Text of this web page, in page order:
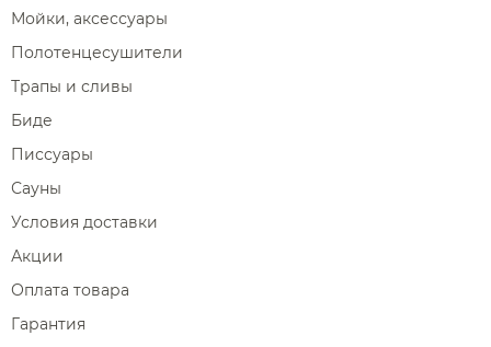
Мойки, аксессуары
Полотенцесушители
Трапы и сливы
Биде
Писсуары
Сауны
Условия доставки
Акции
Оплата товара
Гарантия